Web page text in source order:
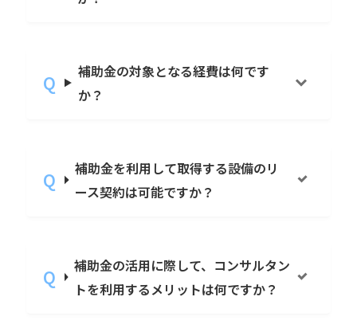
補助金の対象となる経費は何です
か？
補助金を利用して取得する設備のリ
ース契約は可能ですか？
補助金の活用に際して、コンサルタン
トを利用するメリットは何ですか？